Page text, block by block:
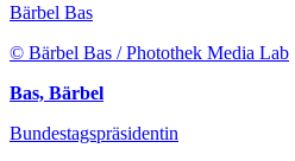
Bärbel Bas
© Bärbel Bas / Photothek Media Lab
Bas, Bärbel
Bundestagspräsidentin